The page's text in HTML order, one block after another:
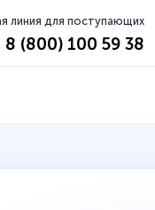
линия для поступающих
8 (800) 100 59 38